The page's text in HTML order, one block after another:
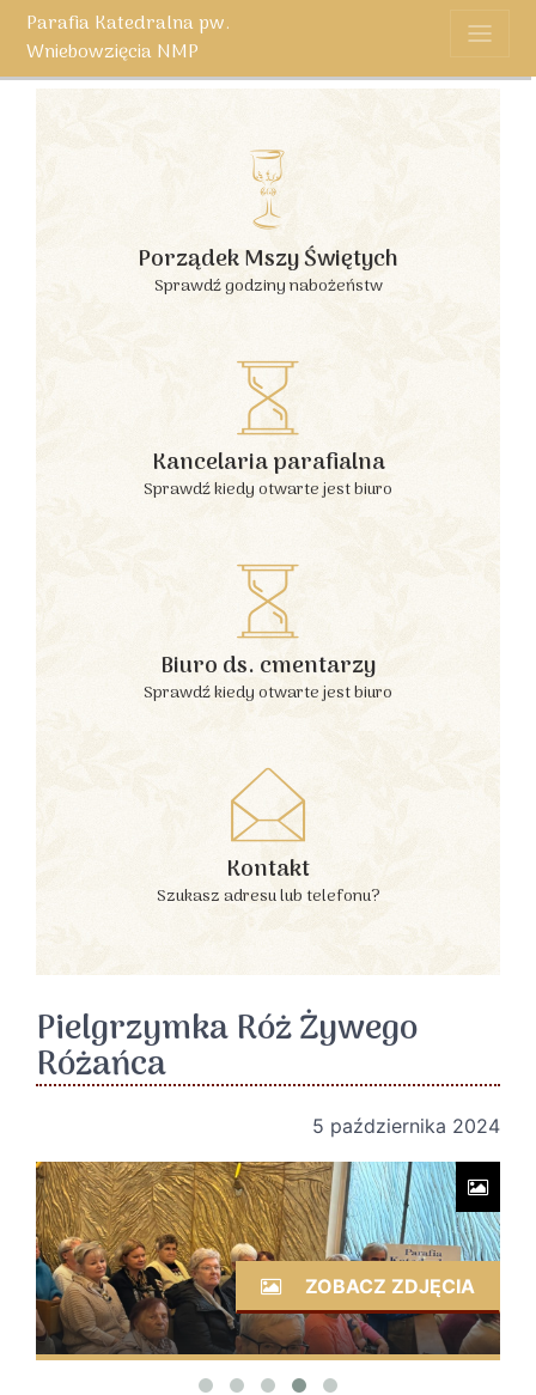
Parafia Katedralna pw.
Wniebowzięcia NMP
Porządek Mszy Świętych
Sprawdź godziny nabożeństw
Kancelaria parafialna
Sprawdź kiedy otwarte jest biuro
Biuro ds. cmentarzy
Sprawdź kiedy otwarte jest biuro
Kontakt
Szukasz adresu lub telefonu?
Pielgrzymka Róż Żywego
Różańca
5 października 2024
ZOBACZ ZDJĘCIA